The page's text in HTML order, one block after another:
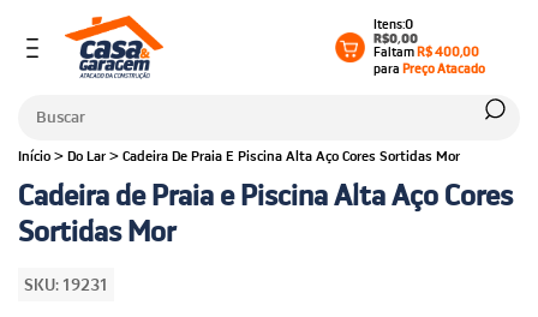
0
R$0,00
FaltamR$ 400,00
paraPreço Atacado
Início > Do Lar > Cadeira De Praia E Piscina Alta Aço Cores Sortidas Mor
Cadeira de Praia e Piscina Alta Aço Cores
Sortidas Mor
SKU: 19231